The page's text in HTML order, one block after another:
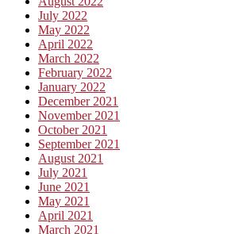
July 2022
May 2022
April 2022
March 2022
February 2022
January 2022
December 2021
November 2021
October 2021
September 2021
August 2021
July 2021
June 2021
May 2021
April 2021
March 2021